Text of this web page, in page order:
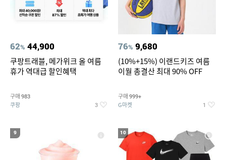
62% 44,900
쿠팡트래블, 메가위크 올 여름
휴가 역대급 할인혜택
구매 983
쿠팡 3
76% 9,680
(10%+15%) 이랜드키즈 여름
이월 총결산 최대 90% OFF
구매 999+
G마켓 1
9 10